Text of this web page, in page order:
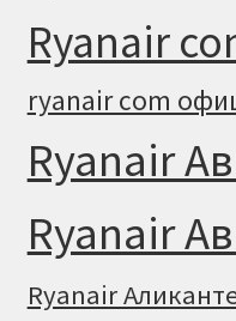
Ryanair
ryanair com
Ryanair
Ryanair
Ryanair